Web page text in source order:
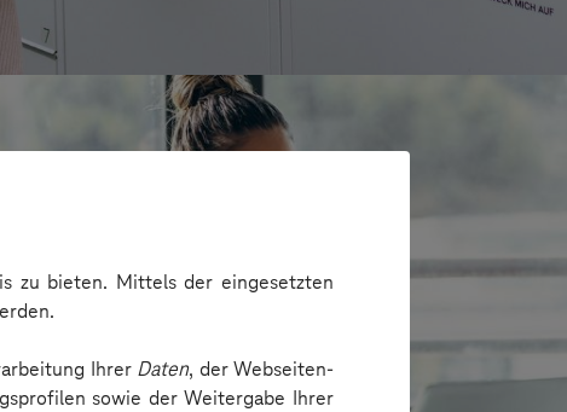
zu bieten. Mittels der eingesetzten
Ihrer Daten, der Webseiten-
sowie der Weitergabe Ihrer